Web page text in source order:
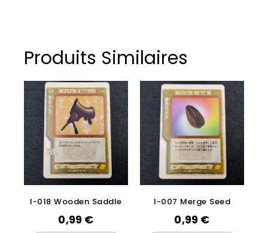
Produits Similaires
I-018 Wooden Saddle
0,99 €
I-007 Merge Seed
0,99 €